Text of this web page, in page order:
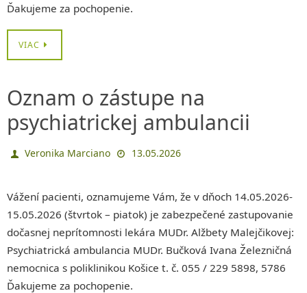
Ďakujeme za pochopenie.
VIAC
Oznam o zástupe na
psychiatrickej ambulancii
Veronika Marciano 13.05.2026
Vážení pacienti, oznamujeme Vám, že v dňoch 14.05.2026-
15.05.2026 (štvrtok – piatok) je zabezpečené zastupovanie
dočasnej neprítomnosti lekára MUDr. Alžbety Malejčikovej:
Psychiatrická ambulancia MUDr. Bučková Ivana Železničná
nemocnica s poliklinikou Košice t. č. 055 / 229 5898, 5786
Ďakujeme za pochopenie.